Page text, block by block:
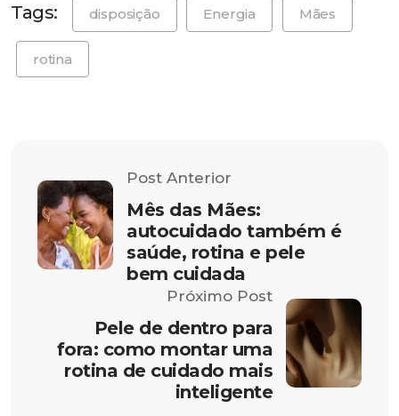
Tags: disposição Energia Mães
rotina
Post Anterior
Mês das Mães:
autocuidado também é
saúde, rotina e pele
bem cuidada
Próximo Post
Pele de dentro para
fora: como montar uma
rotina de cuidado mais
inteligente